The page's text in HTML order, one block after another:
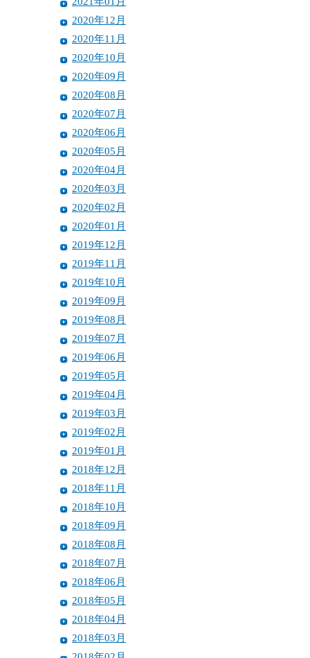
2020年12月
2020年11月
2020年10月
2020年09月
2020年08月
2020年07月
2020年06月
2020年05月
2020年04月
2020年03月
2020年02月
2020年01月
2019年12月
2019年11月
2019年10月
2019年09月
2019年08月
2019年07月
2019年06月
2019年05月
2019年04月
2019年03月
2019年02月
2019年01月
2018年12月
2018年11月
2018年10月
2018年09月
2018年08月
2018年07月
2018年06月
2018年05月
2018年04月
2018年03月